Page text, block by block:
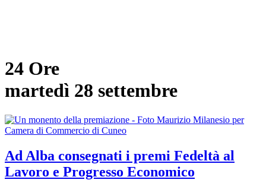
24 Ore
martedì 28 settembre
Ad Alba consegnati i premi Fedeltà al
Lavoro e Progresso Economico